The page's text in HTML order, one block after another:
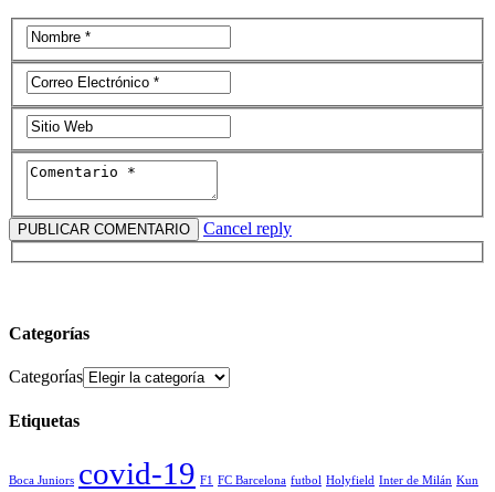
Cancel reply
Categorías
Categorías
Etiquetas
Boca Juniors covid-19 F1 FC Barcelona futbol Holyfield Inter de Milán Kun